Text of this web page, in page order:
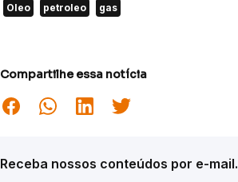
Oleo petroleo gas
Compartilhe essa notícia
Receba nossos conteúdos por e-mail.